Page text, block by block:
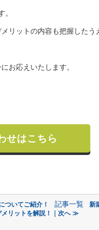
。
リットの内容も把握したう
お応えいたします。
せはこちら
ついてご紹介！ 記事一覧
新
メリットを解説！｜次へ ≫